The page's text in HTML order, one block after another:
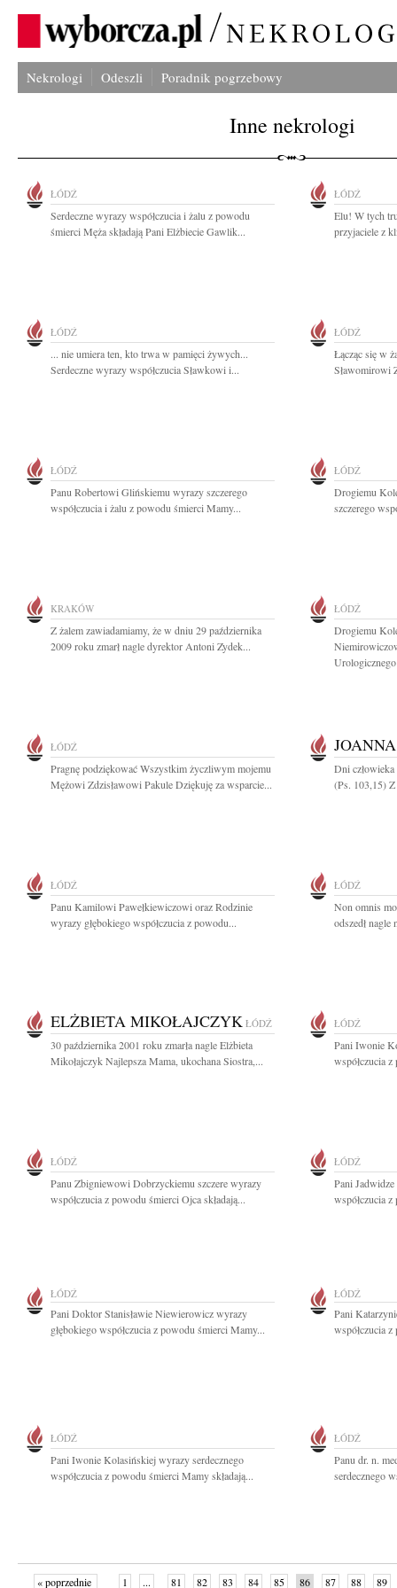
Nekrologi Odeszli Poradnik pogrzebowy
Inne nekrologi
ŁÓDŹ
Serdeczne wyrazy współczucia i żalu z powodu
śmierci Męża składają Pani Elżbiecie Gawlik...
ŁÓDŹ
Elu! W tych
przyjaciele z
ŁÓDŹ
... nie umiera ten, kto trwa w pamięci żywych...
Serdeczne wyrazy współczucia Sławkowi i...
ŁÓDŹ
Łącząc się w
Sławomirowi
ŁÓDŹ
Panu Robertowi Glińskiemu wyrazy szczerego
współczucia i żalu z powodu śmierci Mamy...
ŁÓDŹ
Drogiemu
szczerego
KRAKÓW
Z żalem zawiadamiamy, że w dniu 29 października
2009 roku zmarł nagle dyrektor Antoni Zydek...
ŁÓDŹ
Drogiemu
ŁÓDŹ
Pragnę podziękować Wszystkim życzliwym mojemu
Mężowi Zdzisławowi Pakule Dziękuję za wsparcie...
Dni
(Ps. 103,15) Z
ŁÓDŹ
Panu Kamilowi Pawełkiewiczowi oraz Rodzinie
wyrazy głębokiego współczucia z powodu...
ŁÓDŹ
Non omnis
odszedł nagle
ELŻBIETA MIKOŁAJCZYK ŁÓDŹ
30 października 2001 roku zmarła nagle Elżbieta
Mikołajczyk Najlepsza Mama, ukochana Siostra,...
ŁÓDŹ
Pani Iwonie
współczucia
ŁÓDŹ
Panu Zbigniewowi Dobrzyckiemu szczere wyrazy
współczucia z powodu śmierci Ojca składają...
ŁÓDŹ
Pani
współczucia
ŁÓDŹ
Pani Doktor Stanisławie Niewierowicz wyrazy
głębokiego współczucia z powodu śmierci Mamy...
ŁÓDŹ
Pani
współczucia
ŁÓDŹ
Pani Iwonie Kolasińskiej wyrazy serdecznego
współczucia z powodu śmierci Mamy składają...
ŁÓDŹ
Panu dr. n.
serdecznego
« poprzednie 1 ... 81 82 83 84 85 86 87 88 89